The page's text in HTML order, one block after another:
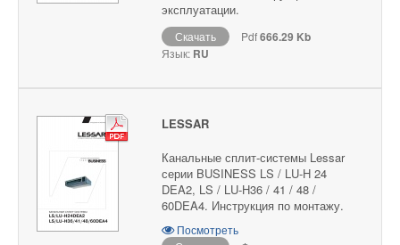
эксплуатации.
Скачать Pdf666.29 Kb
Язык: RU
LESSAR
Канальные сплит-системы Lessar
серии BUSINESS LS / LU-H 24
DEA2, LS / LU-H36 / 41 / 48 /
60DEA4. Инструкция по монтажу.
Посмотреть